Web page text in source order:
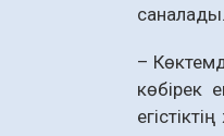
саналады.
–
көбірек